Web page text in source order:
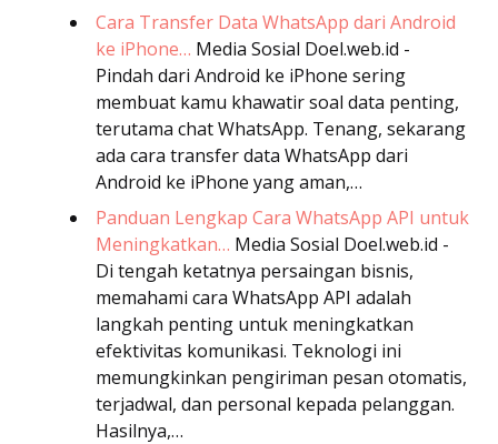
Cara Transfer Data WhatsApp dari Android
ke iPhone… Media Sosial Doel.web.id -
Pindah dari Android ke iPhone sering
membuat kamu khawatir soal data penting,
terutama chat WhatsApp. Tenang, sekarang
ada cara transfer data WhatsApp dari
Android ke iPhone yang aman,…
Panduan Lengkap Cara WhatsApp API untuk
Meningkatkan… Media Sosial Doel.web.id -
Di tengah ketatnya persaingan bisnis,
memahami cara WhatsApp API adalah
langkah penting untuk meningkatkan
efektivitas komunikasi. Teknologi ini
memungkinkan pengiriman pesan otomatis,
terjadwal, dan personal kepada pelanggan.
Hasilnya,…